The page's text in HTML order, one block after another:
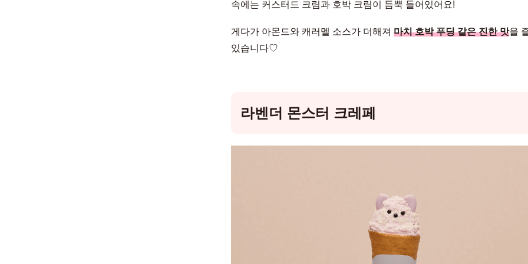
속에는 커스터드 크림과 호박 크림이 듬뿍 들어있어요!
게다가 아몬드와 캐러멜 소스가 더해져 마치 호박 푸딩 같은 진한 맛을
있습니다♡
라벤더 몬스터 크레페